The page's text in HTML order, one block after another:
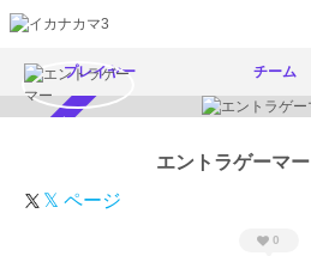
プレイヤー チーム
エントラゲーマー
𝕏 ページ
0